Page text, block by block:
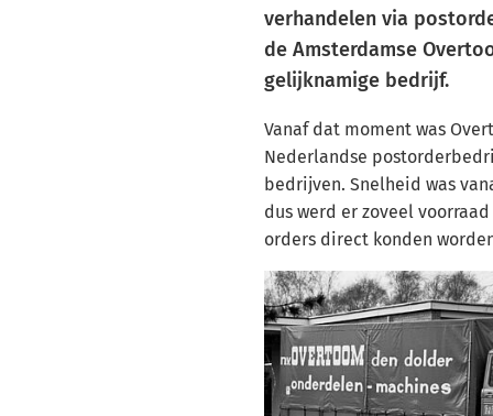
verhandelen via
de Amsterdamse
gelijknamige bedrijf.
Vanaf dat moment was
Nederlandse
bedrijven. Snelheid was
dus werd er zoveel
orders direct konden